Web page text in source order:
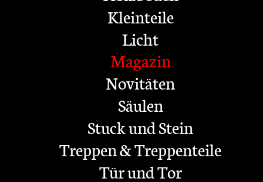
Kleinteile
Licht
Magazin
Novitäten
Säulen
Stuck und Stein
Treppen & Treppenteile
Tür und Tor